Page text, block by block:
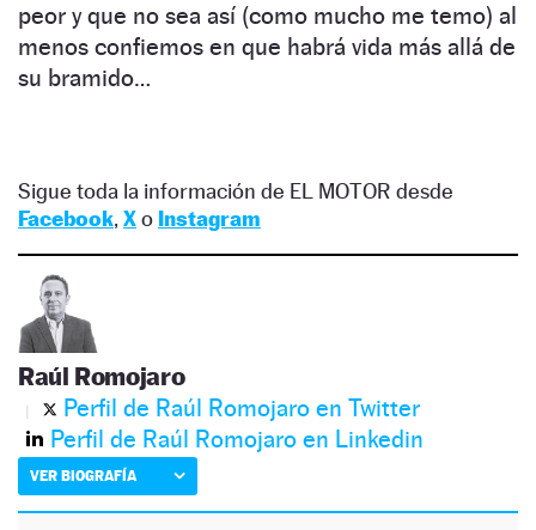
peor y que no sea así (como mucho me temo) al
menos confiemos en que habrá vida más allá de
su bramido…
Sigue toda la información de EL MOTOR desde
Facebook, Xo Instagram
Raúl Romojaro
Perfil de Raúl Romojaro en Twitter
Perfil de Raúl Romojaro en Linkedin
VER BIOGRAFÍA